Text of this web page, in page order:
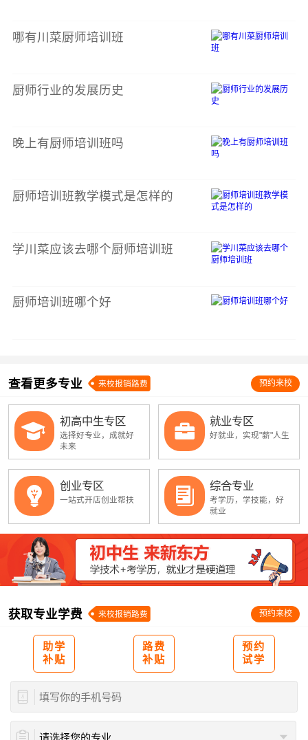
哪有川菜厨师培训班
厨师行业的发展历史
晚上有厨师培训班吗
厨师培训班教学模式是怎样的
学川菜应该去哪个厨师培训班
厨师培训班哪个好
查看更多专业 来校报销路费 预约来校
初高中生专区
选择好专业，成就好
未来
就业专区
好就业，实现"薪"人生
创业专区
一站式开店创业帮扶
综合专业
考学历，学技能，好
就业
获取专业学费 来校报销路费 预约来校
助学
补贴
路费
补贴
预约
试学